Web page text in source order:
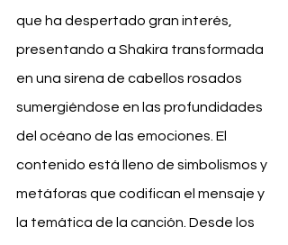
que ha despertado gran interés,
presentando a Shakira transformada
en una sirena de cabellos rosados
sumergiéndose en las profundidades
del océano de las emociones. El
contenido está lleno de simbolismos y
metáforas que codifican el mensaje y
la temática de la canción. Desde los